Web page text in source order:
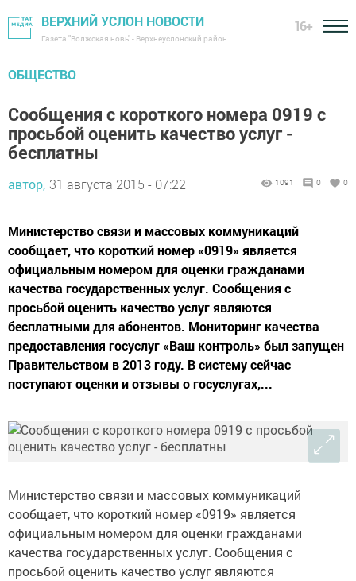
ВЕРХНИЙ УСЛОН НОВОСТИ
Газета "Волжская новь" - Верхнеуслонский район
16+
ОБЩЕСТВО
Сообщения с короткого номера 0919 с
просьбой оценить качество услуг -
бесплатны
автор, 31 августа 2015 - 07:22 1091 0 0
Министерство связи и массовых коммуникаций
сообщает, что короткий номер «0919» является
официальным номером для оценки гражданами
качества государственных услуг. Сообщения с
просьбой оценить качество услуг являются
бесплатными для абонентов. Мониторинг качества
предоставления госуслуг «Ваш контроль» был запущен
Правительством в 2013 году. В систему сейчас
поступают оценки и отзывы о госуслугах,...
Министерство связи и массовых коммуникаций
сообщает, что короткий номер «0919» является
официальным номером для оценки гражданами
качества государственных услуг. Сообщения с
просьбой оценить качество услуг являются